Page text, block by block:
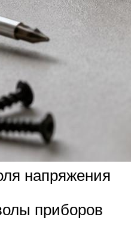
напряжения
приборов